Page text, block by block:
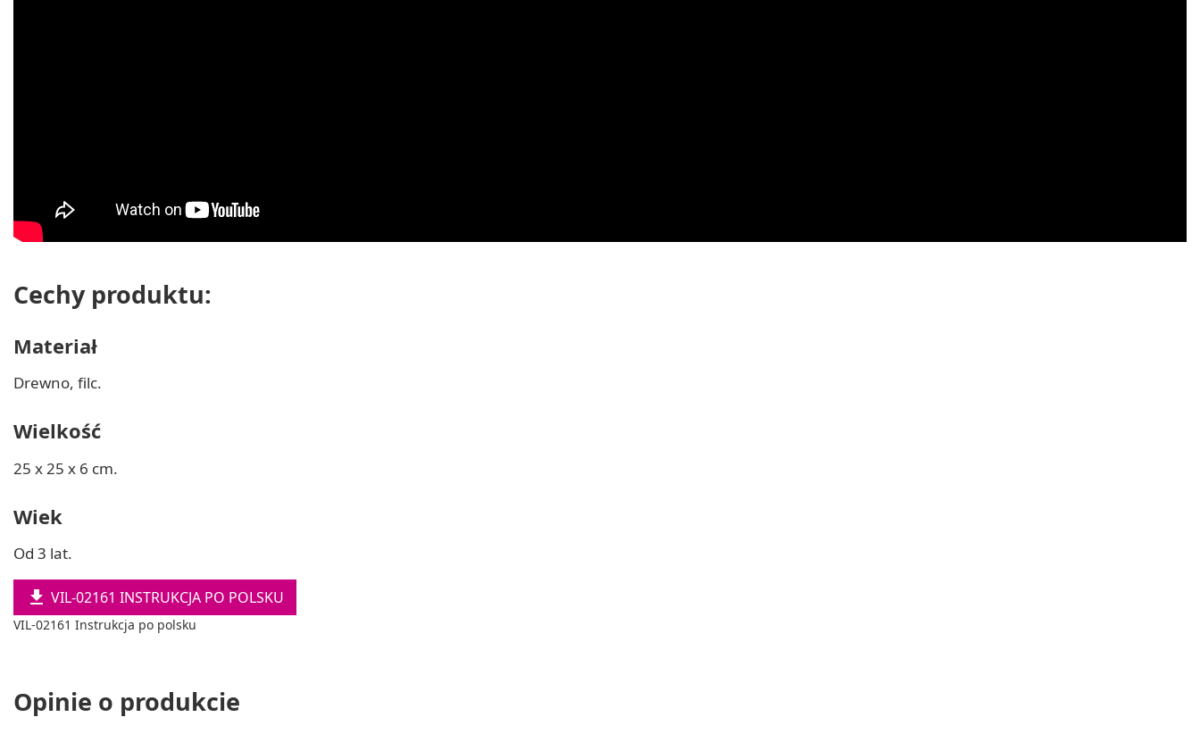
Cechy produktu:
Materiał
Drewno, filc.
Wielkość
25 x 25 x 6 cm.
Wiek
Od 3 lat.
 VIL-02161 INSTRUKCJA PO POLSKU
VIL-02161 Instrukcja po polsku
Opinie o produkcie